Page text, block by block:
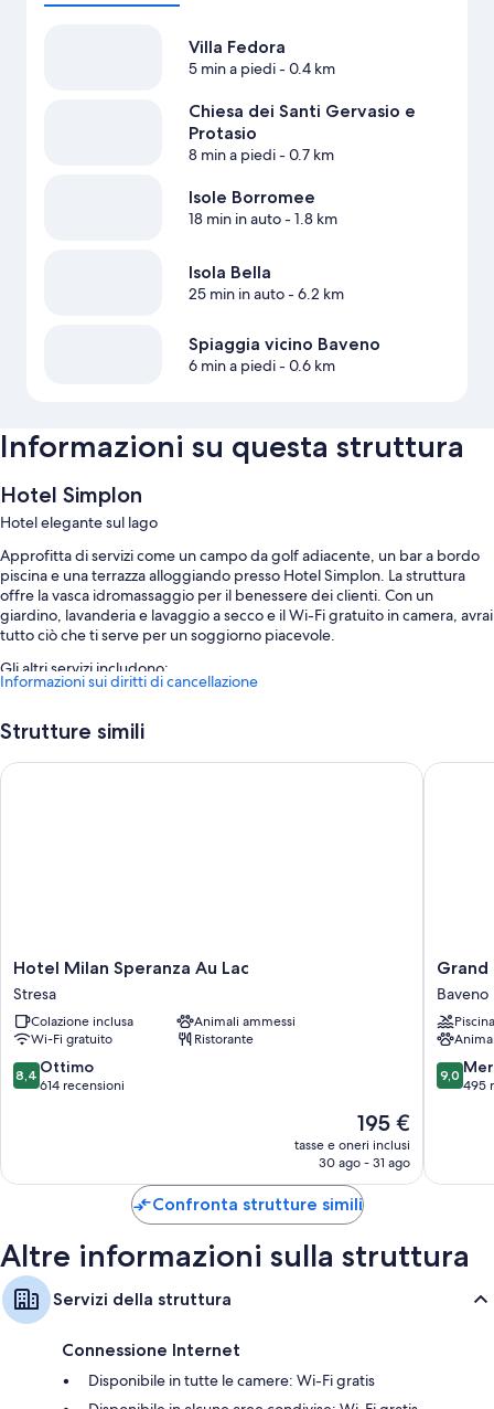
Villa Fedora
5 min a piedi- 0.4 km
Chiesa dei Santi Gervasio e
Protasio
8 min a piedi- 0.7 km
Isole Borromee
18 min in auto- 1.8 km
Isola Bella
25 min in auto- 6.2 km
Spiaggia vicino Baveno
6 min a piedi- 0.6 km
Informazioni su questa struttura
Hotel Simplon
Hotel elegante sul lago
Approfitta di servizi come un campo da golf adiacente, un bar a bordo
piscina e una terrazza alloggiando presso Hotel Simplon. La struttura
offre la vasca idromassaggio per il benessere dei clienti. Con un
giardino, lavanderia e lavaggio a secco e il Wi-Fi gratuito in camera, avrai
tutto ciò che ti serve per un soggiorno piacevole.
Gli altri servizi includono:
lettini e ombrelloni da piscina
pagamento) e una colonnina di ricarica per auto elettriche
condizionata, insieme a pratiche dotazioni come il Wi-Fi gratis e sedie da
scrivania.
Altre dotazioni delle camere includono:
Bagni con bidet e vasche o docce
TV a schermo piatto con canali satellitari
Guardaroba o armadi, culle/letti per bambini e pulizie giornaliere
Informazioni sui diritti di cancellazione
Strutture simili
Hotel
Milan
Speranza
Au
Lac
Stresa
Hotel Milan Speranza Au Lac
Stresa
Colazione inclusa
Animali ammessi
Wi-Fi gratuito
Ristorante
8.4
su
8,4 Ottimo
614 recensioni
Il
prezzo
attuale
195 €
195 €
tasse e oneri inclusi
30 ago - 31 ago
Hotel Milan Speranza Au Lac
Grand
Hotel
Dino
Baveno
Grand
Baveno
Piscina
9.0
su
9,0
495
Grand
Confronta strutture simili
Altre informazioni sulla struttura
Servizi della struttura
Connessione Internet
Disponibile in tutte le camere: Wi-Fi gratis